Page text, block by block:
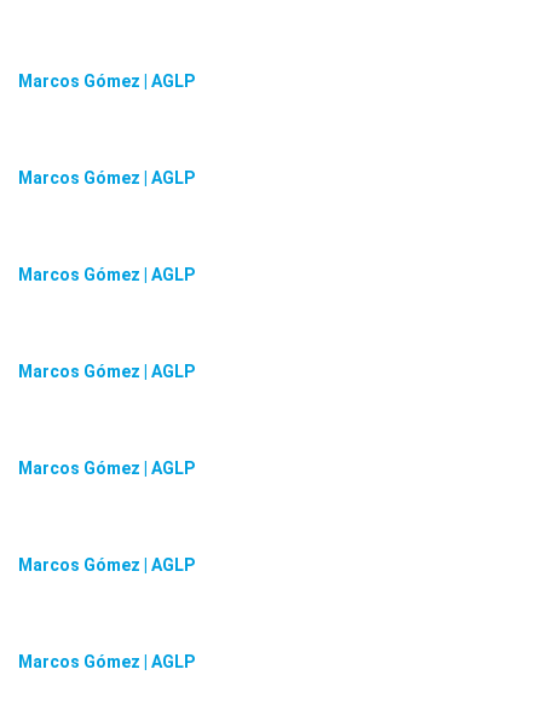
Marcos Gómez | AGLP
Marcos Gómez | AGLP
Marcos Gómez | AGLP
Marcos Gómez | AGLP
Marcos Gómez | AGLP
Marcos Gómez | AGLP
Marcos Gómez | AGLP